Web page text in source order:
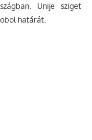
Unije sziget
határát.